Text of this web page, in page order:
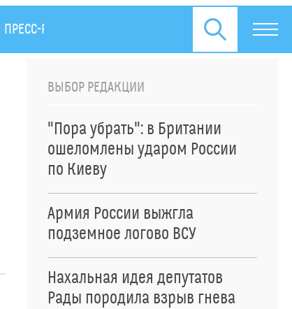
ПРЕСС-РЕЛИЗЫ
ВЫБОР РЕДАКЦИИ
"Пора убрать": в Британии
ошеломлены ударом России
по Киеву
Армия России выжгла
подземное логово ВСУ
Нахальная идея депутатов
Рады породила взрыв гнева